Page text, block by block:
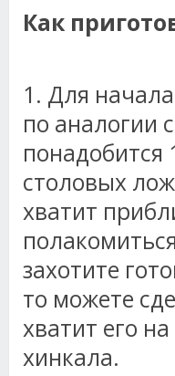
Как
1. Для
по аналогии
понадобится
столовых
хватит
захотите
то можете
хватит его
хинкала.